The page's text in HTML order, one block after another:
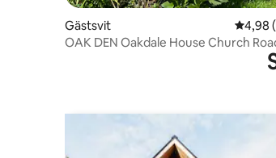
Gästsvit 4,98
4,98
OAK DEN Oakdale House Church